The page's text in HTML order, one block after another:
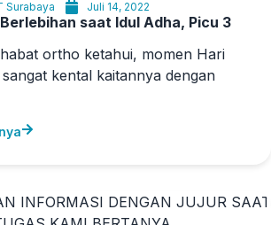
Surabaya Juli 14, 2022
saat Idul Adha, Picu 3
ortho ketahui, momen Hari
kental kaitannya dengan